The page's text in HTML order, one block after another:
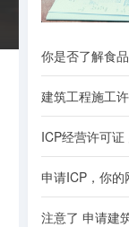
建筑工程施工
ICP经营许可
申请ICP，你的
注意了 申请建